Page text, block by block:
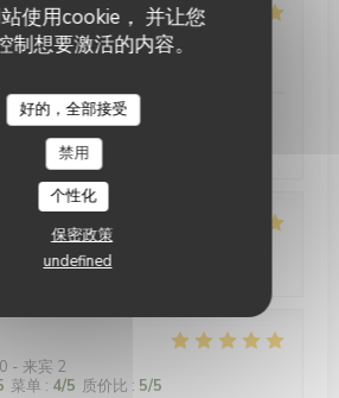
使用cookie， 并让您
制想要激活的内容。
好的，全部接受
禁用
个性化
保密政策
undefined
- 来宾 4
菜单:5/5 质价比: /5
gute Musik - was will man
- 来宾 5
:5/5 质价比
- 来宾 2
菜单 : 4/5 质价比 : 5/5